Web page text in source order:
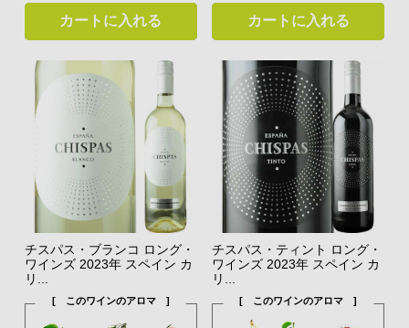
カートに入れる カートに入れる
チスパス・ブランコ ロング・
ワインズ 2023年 スペイン カ
リ...
[ このワインのアロマ ]
チスパス・ティント ロング・
ワインズ 2023年 スペイン カ
リ...
[ このワインのアロマ ]